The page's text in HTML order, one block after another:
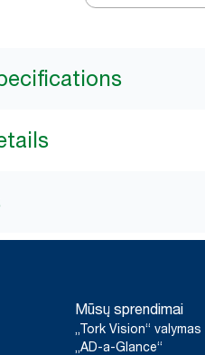
Mūsų sprendimai
„Tork Vision“ valymas
„AD-a-Glance“